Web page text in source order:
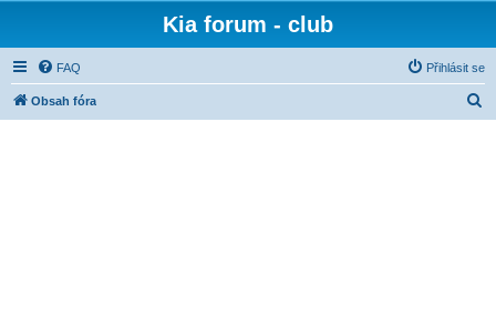
Kia forum - club
FAQ Přihlásit se
Obsah fóra